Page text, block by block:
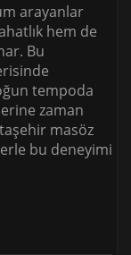
arayanlar
hem de
Bu
tempoda
zaman
masöz
bu deneyimi